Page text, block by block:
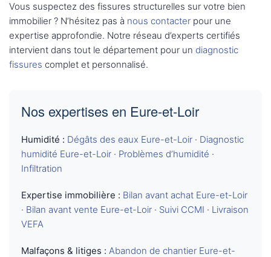
Vous suspectez des fissures structurelles sur votre bien
immobilier ? N’hésitez pas à nous contacter pour une
expertise approfondie. Notre réseau d’experts certifiés
intervient dans tout le département pour un diagnostic
fissures complet et personnalisé.
Nos expertises en Eure-et-Loir
Humidité : Dégâts des eaux Eure-et-Loir · Diagnostic
humidité Eure-et-Loir · Problèmes d’humidité ·
Infiltration
Expertise immobilière : Bilan avant achat Eure-et-Loir
· Bilan avant vente Eure-et-Loir · Suivi CCMI · Livraison
VEFA
Malfaçons & litiges : Abandon de chantier Eure-et-